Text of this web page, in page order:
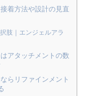
着方法や設計の見直
肢｜エンジェルアラ
アタッチメントの数
らリファインメント